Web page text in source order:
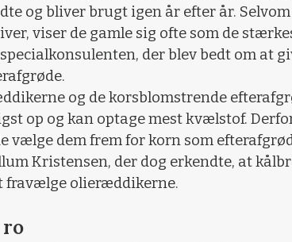
og bliver brugt igen år efter år.
viser de gamle sig ofte som de
der blev bedt om at
og de korsblomstrende
op og kan optage mest kvælstof.
vælge dem frem for korn som
Kristensen, der dog erkendte, at
fravælge olieræddikerne.